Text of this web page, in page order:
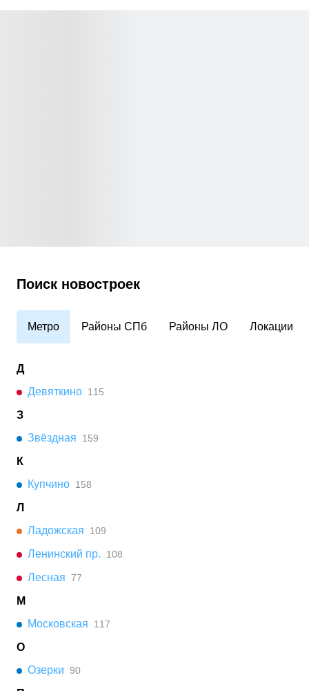
Поиск новостроек
Метро Районы СПб Районы ЛО Локации
Д
Девяткино 115
З
Звёздная
159
К
Купчино 158
Л
Ладожская
109
Ленинский пр. 108
Лесная 77
М
Московская
117
О
Озерки 90